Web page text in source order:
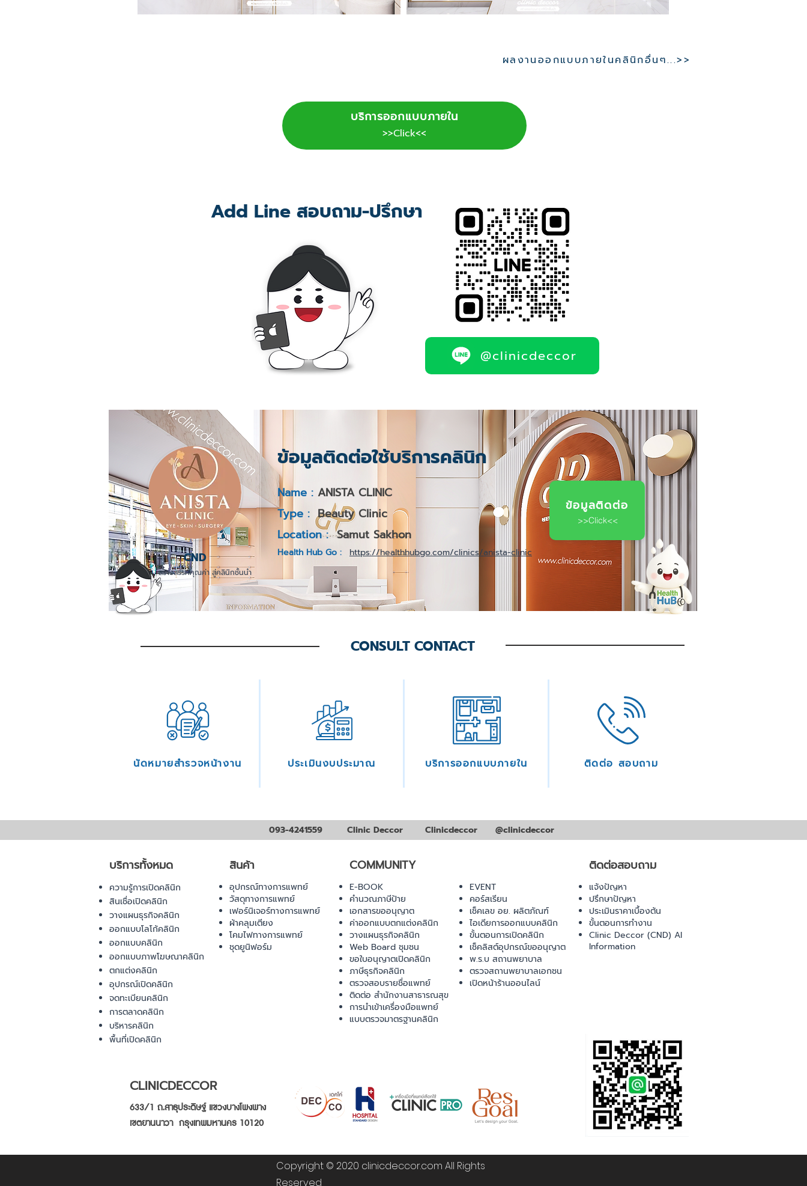
ผลงานออกแบบภายในคลินิกอื่นๆ...>>
บริการออกแบบภายใน
>>Click<<
@clinicdeccor
Add Line สอบถาม-ปรึกษา
CND
ข้อมูลติดต่อใช้บริการคลินิก
Name : ANISTA CLINIC
Type : Beauty Clinic
Location : Samut Sakhon
ข้อมูลติดต่อ
>>Click<<
Health Hub Go : https://healthhubgo.com/clinics/anista-clinic
สร้างสรรค์คุณค่า สู่คลินิกชั้นนำ
CONSULT CONTACT
นัดหมายสำรวจหน้างาน ประเมินงบประมาณ บริการออกแบบภายใน ติดต่อ สอบถาม
093-4241559 Clinic Deccor Clinicdeccor @clinicdeccor
บริการทั้งหมด
ความรู้การเปิดคลินิก
สินเชื่อเปิดคลินิก
วางแผนธุรกิจคลินิก
ออกแบบโลโก้คลินิก
ออกแบบคลินิก
ออกแบบภาพโฆษณาคลินิก
ตกแต่งคลินิก
อุปกรณ์เปิดคลินิก
จดทะเบียนคลินิก
การตลาดคลินิก
บริหารคลินิก
พื้นที่เปิดคลินิก
สินค้า
อุปกรณ์ทางการแพทย์
วัสดุทางการแพทย์
เฟอร์นิเจอร์ทางการแพทย์
ผ้าคลุมเตียง
โคมไฟทางการแพทย์
ชุดยูนิฟอร์ม
COMMUNITY
E-BOOK
คำนวณภาษีป้าย
เอกสารขออนุญาต
ค่าออกแบบตกแต่งคลินิก
วางแผนธุรกิจคลินิก
Web Board ชุมชน
ขอใบอนุญาตเปิดคลินิก
ภาษีธุรกิจคลินิก
ตรวจสอบรายชื่อแพทย์
ติดต่อ สำนักงานสาธารณสุข
การนำเข้าเครื่องมือแพทย์
แบบตรวจมาตรฐานคลินิก
CLINICDECCOR
633/1 ถ.สาธุประดิษฐ์ แขวงบางโพงพาง
เขตยานนาวา กรุงเทพมหานคร 10120
ติดต่อสอบถาม
EVENT
คอร์สเรียน
เช็คเลข อย. ผลิตภัณฑ์
ไอเดียการออกแบบคลินิก
ขั้นตอนการเปิดคลินิก
เช็คลิสต์อุปกรณ์ขออนุญาต
พ.ร.บ สถานพยาบาล
ตรวจสถานพยาบาลเอกชน
เปิดหน้าร้านออนไลน์
แจ้งปัญหา
ปรึกษาปัญหา
ประเมินราคาเบื้องต้น
ขั้นตอนการทำงาน
Clinic Deccor (CND) AI
Information
Copyright © 2020 clinicdeccor.com All Rights
Reserved